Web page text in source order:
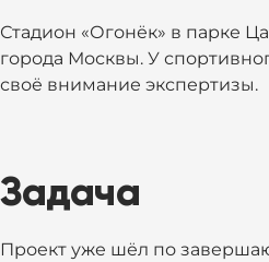
Стадион «Огонёк» в парке
города Москвы. У
своё внимание экспертизы.
Задача
Проект уже шёл по